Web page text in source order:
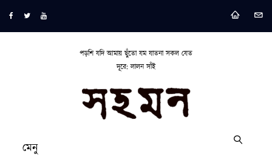
পড়শি যদি আমায় ছুঁতো যম যাতনা সকল যেত
দূরে: লালন সাঁই
মেনু